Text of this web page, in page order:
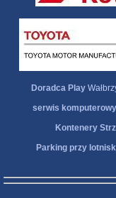
Doradca Play
serwis
Kontenery
Parking przy